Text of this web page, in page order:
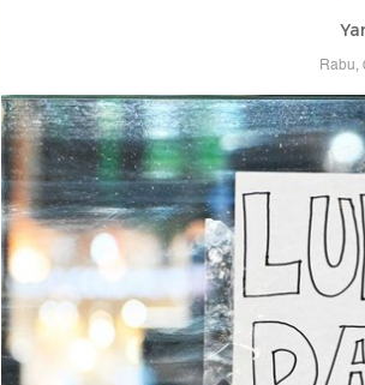
Rabu,